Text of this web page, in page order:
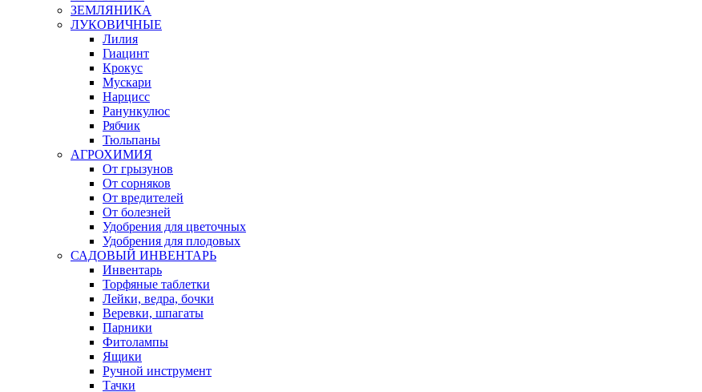
ЗЕМЛЯНИКА
ЛУКОВИЧНЫЕ
Лилия
Гиацинт
Крокус
Мускари
Нарцисс
Ранункулюс
Рябчик
Тюльпаны
АГРОХИМИЯ
От грызунов
От сорняков
От вредителей
От болезней
Удобрения для цветочных
Удобрения для плодовых
САДОВЫЙ ИНВЕНТАРЬ
Инвентарь
Торфяные таблетки
Лейки, ведра, бочки
Веревки, шпагаты
Парники
Фитолампы
Ящики
Ручной инструмент
Тачки